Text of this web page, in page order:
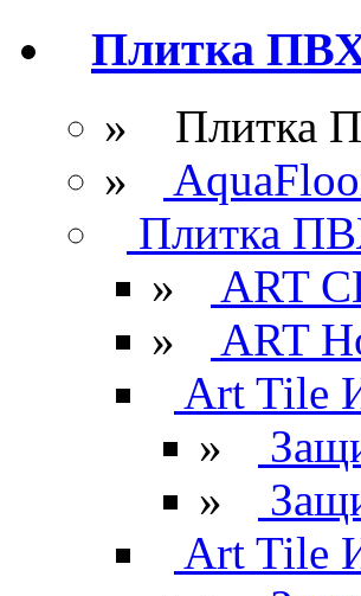
Плитка
» Плитка
»
Плитка
»
ART
»
ART
Art Tile
»
»
Art Tile